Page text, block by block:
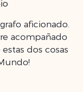
aficionado.
acompañado
dos cosas